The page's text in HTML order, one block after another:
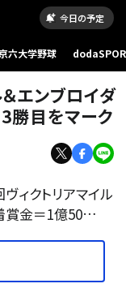
今日の予定
六大学野球
＆エンブロイダ
勝目をマーク
ィクトリアマイル
着賞金＝1億50…